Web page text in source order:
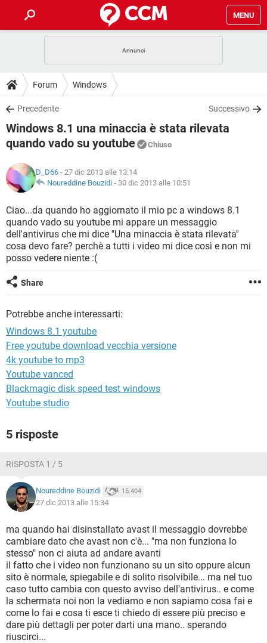
MENU
INTRATTENIMENTO
iOS
INSTAGRAM WHATSAPP
TIKTOK FACEBOOK
HARDWARE
GUIDE
COVID-19
iOS WINDOWS 10
TIKTOK FACEBOOK
DOWNLOAD
COVID-19 GAMING
INTRATTENIMENTO ANDROID
iOS
INSTAGRAM
TIKTOK FACEBOOK
HARDWARE
INTRATTENIMENTO ANDROID
INSTAGRAM WHATSAPP
TIKTOK FACEBOOK
HARDWARE
GLOSSARIO
COVID-19
INTRATTENIMENTO ANDROID
iOS WINDOWS 10
INSTAGRAM WHATSAPP
Forum Windows
Precedente Successivo
Windows 8.1 una minaccia è stata rilevata
quando vado su youtube
Chiuso
D_D66 - 27 dic 2013 alle 13:14
Noureddine Bouzidi - 30 dic 2013 alle 10:51
Ciao...da quando ho aggiornato il mio pc a windows 8.1
quando vado su youtube mi appare un messaggio
dell'antivirus che mi dice ''Una minaccia è stata rilevata''
cosa devo fare? perchè a tutti i video mi dice così e non mi
posso vedere niente :(
Share
Potrebbe anche interessarti:
Windows 8.1 youtube
Free youtube download vecchia versione
4k youtube to mp3
Youtube vanced
Blackmagic disk speed test windows
Youtube studio
5 risposte
RISPOSTA 1 / 5
Noureddine Bouzidi 15.404
27 dic 2013 alle 15:34
ma quando hai disinstallato avast il messaggio dovrebbe
cambiare dato che avast non c'è... "ma non funziona lo
stesso" non ci aiuta ad andare avanti
il fatto che i video non funzionano su un sito oppure alcun
sito è normale, spiegabile e di solito risolvibile... ma nel tuo
caso tutto cambia con questo avviso dell'antivirus.. e come
la schermata noi non la vediamo e non sapiamo cosa fai e
come lo fai e cosa ti esce ti chiedo di essere più preciso e
dare più dettagli per poter darti una mano.. sperando
riuscirci...